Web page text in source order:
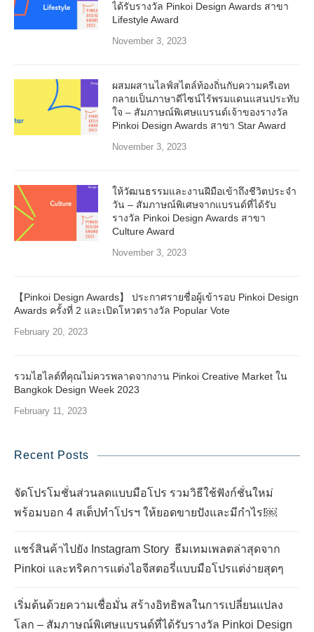
ได้รับรางวัล Pinkoi Design Awards สาขา
Lifestyle Award
November 3, 2023
ผสมผสานไลฟ์สไตล์ท้องถิ่นกับความครีเอท
กลายเป็นภาษาดีไซน์ไร้พรมแดนแสนประทับ
ใจ – สัมภาษณ์พิเศษแบรนด์เจ้าของรางวัล
Pinkoi Design Awards สาขา Star Award
November 3, 2023
ให้วัฒนธรรมและงานฝีมือเข้าถึงชีวิตประจำ
วัน – สัมภาษณ์พิเศษจากแบรนด์ที่ได้รับ
รางวัล Pinkoi Design Awards สาขา
Culture Award
November 3, 2023
【Pinkoi Design Awards】 ประกาศรายชื่อผู้เข้ารอบ Pinkoi Design
Awards ครั้งที่ 2 และเปิดโหวตรางวัล Popular Vote
February 20, 2023
รวมไฮไลต์ที่คุณไม่ควรพลาดจากงาน Pinkoi Creative Market ใน
Bangkok Design Week 2023
February 11, 2023
Recent Posts
จัดโปรโมชั่นส่วนลดแบบมือโปร รวมวิธีใช้ฟังก์ชั่นใหม่
พร้อมบอก 4 สเต็ปทำโปรฯ ให้ยอดขายปังและมีกำไร!￼
แชร์สินค้าไปยัง Instagram Story ธีมเทมเพลตล่าสุดจาก
Pinkoi และทริคการแต่งไอจีสตอรี่แบบมือโปรแต่ง่ายสุดๆ
เริ่มต้นด้วยความเชื่อมั่น สร้างอิทธิพลในการเปลี่ยนแปลง
โลก – สัมภาษณ์พิเศษแบรนด์ที่ได้รับรางวัล Pinkoi Design